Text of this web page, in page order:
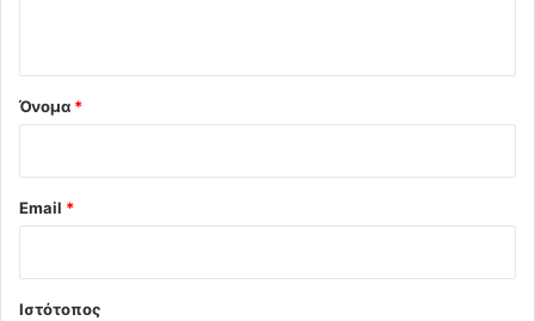
Όνομα *
Email *
Ιστότοπος